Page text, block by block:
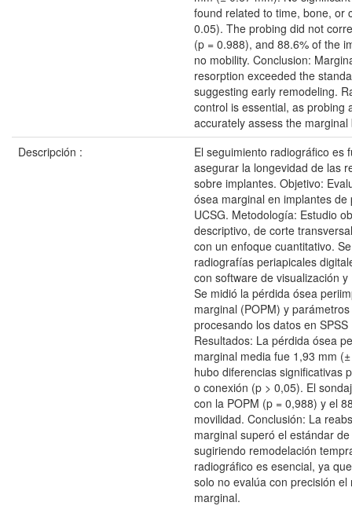
found related to time, bone, or
0.05). The probing did not
(p = 0.988), and 88.6% of the
no mobility. Conclusion:
resorption exceeded the
suggesting early remodeling.
control is essential, as probing
accurately assess the marginal
Descripción :
El seguimiento radiográfico es
asegurar la longevidad de las
sobre implantes. Objetivo:
ósea marginal en implantes de
UCSG. Metodología: Estudio
descriptivo, de corte
con un enfoque cuantitativo.
radiografías periapicales
con software de visualización
Se midió la pérdida ósea
marginal (POPM) y
procesando los datos en SPSS
Resultados: La pérdida ósea
marginal media fue 1,93 mm
hubo diferencias significativas
o conexión (p > 0,05). El
con la POPM (p = 0,988) y el
movilidad. Conclusión: La
marginal superó el estándar
sugiriendo remodelación
radiográfico es esencial, ya
solo no evalúa con precisión el
marginal.